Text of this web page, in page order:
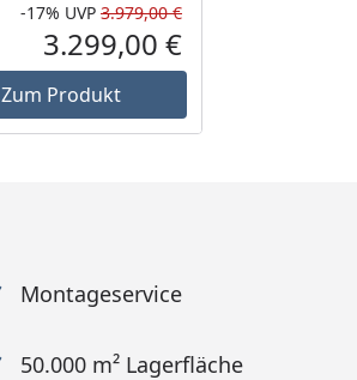
Preis
Rabatt in Prozent
-17%
Ursprünglicher Preis
UVP 3.979,00 €
Aktueller Preis
3.299,00 €
Zum Produkt
Montageservice
50.000 m² Lagerfläche